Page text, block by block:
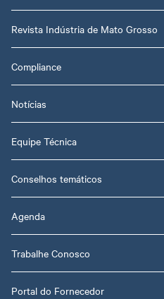
Revista Indústria de Mato Grosso
Compliance
Notícias
Equipe Técnica
Conselhos temáticos
Agenda
Trabalhe Conosco
Portal do Fornecedor